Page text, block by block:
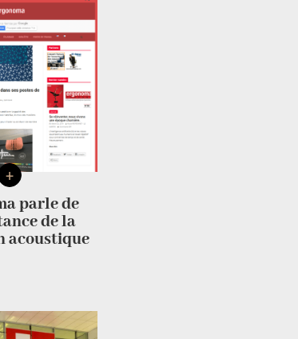
+
parle de
de la
acoustique